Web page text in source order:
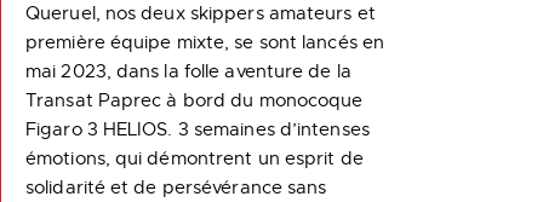
Queruel, nos deux skippers amateurs et
première équipe mixte, se sont lancés en
mai 2023, dans la folle aventure de la
Transat Paprec à bord du monocoque
Figaro 3 HELIOS. 3 semaines d’intenses
émotions, qui démontrent un esprit de
solidarité et de persévérance sans